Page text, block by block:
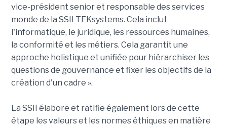
vice-président senior et responsable des services
monde de la SSII TEKsystems. Cela inclut
l'informatique, le juridique, les ressources humaines,
la conformité et les métiers. Cela garantit une
approche holistique et unifiée pour hiérarchiser les
questions de gouvernance et fixer les objectifs de la
création d'un cadre ».
La SSII élabore et ratifie également lors de cette
étape les valeurs et les normes éthiques en matière